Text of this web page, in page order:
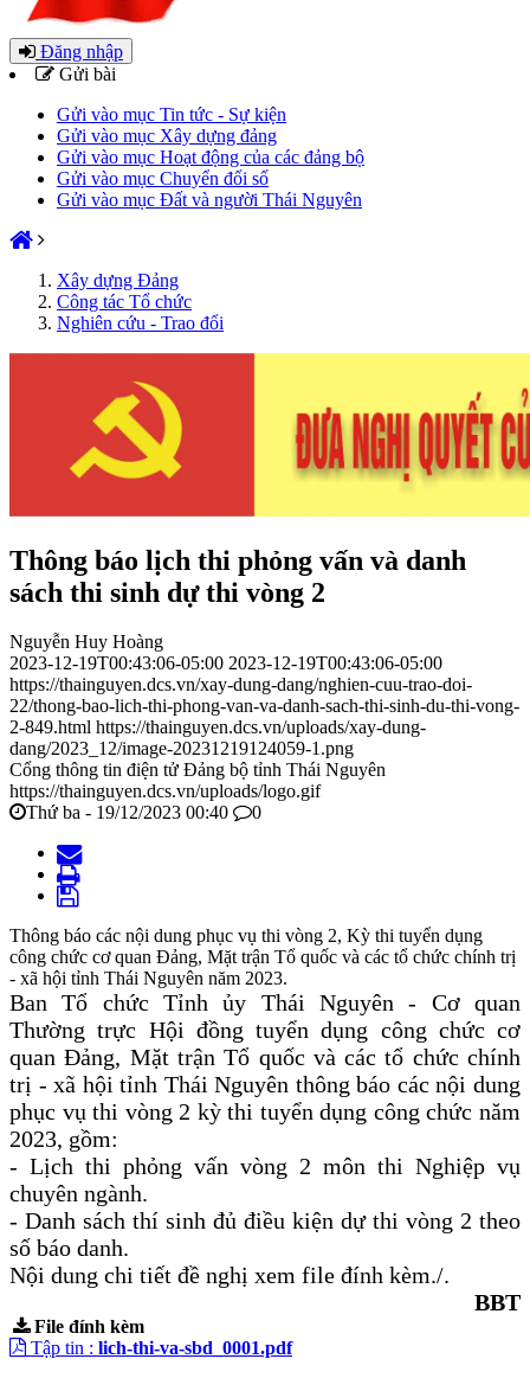
Đăng nhập
Gửi bài
Gửi vào mục Tin tức - Sự kiện
Gửi vào mục Xây dựng đảng
Gửi vào mục Hoạt động của các đảng bộ
Gửi vào mục Chuyển đổi số
Gửi vào mục Đất và người Thái Nguyên
Xây dựng Đảng
Công tác Tổ chức
Nghiên cứu - Trao đổi
Thông báo lịch thi phỏng vấn và danh
sách thi sinh dự thi vòng 2
Nguyễn Huy Hoàng
2023-12-19T00:43:06-05:00 2023-12-19T00:43:06-05:00
https://thainguyen.dcs.vn/xay-dung-dang/nghien-cuu-trao-doi-
22/thong-bao-lich-thi-phong-van-va-danh-sach-thi-sinh-du-thi-vong-
2-849.html https://thainguyen.dcs.vn/uploads/xay-dung-
dang/2023_12/image-20231219124059-1.png
Cổng thông tin điện tử Đảng bộ tỉnh Thái Nguyên
https://thainguyen.dcs.vn/uploads/logo.gif
Thứ ba - 19/12/2023 00:40
0
Thông báo các nội dung phục vụ thi vòng 2, Kỳ thi tuyển dụng
công chức cơ quan Đảng, Mặt trận Tổ quốc và các tổ chức chính trị
- xã hội tỉnh Thái Nguyên năm 2023.
Ban Tổ chức Tỉnh ủy Thái Nguyên - Cơ quan
Thường trực Hội đồng tuyển dụng công chức cơ
quan Đảng, Mặt trận Tổ quốc và các tổ chức chính
trị - xã hội tỉnh Thái Nguyên thông báo các nội dung
phục vụ thi vòng 2 kỳ thi tuyển dụng công chức năm
2023, gồm:
- Lịch thi phỏng vấn vòng 2 môn thi Nghiệp vụ
chuyên ngành.
- Danh sách thí sinh đủ điều kiện dự thi vòng 2 theo
số báo danh.
Nội dung chi tiết đề nghị xem file đính kèm./.
BBT
File đính kèm
Tập tin : lich-thi-va-sbd_0001.pdf